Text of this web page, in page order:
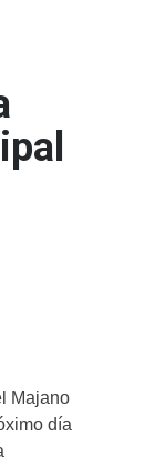
Majano
día